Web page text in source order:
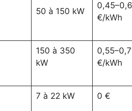
50 à 150 kW
€/kWh
150 à 350
kW
€/kWh
7 à 22 kW 0 €